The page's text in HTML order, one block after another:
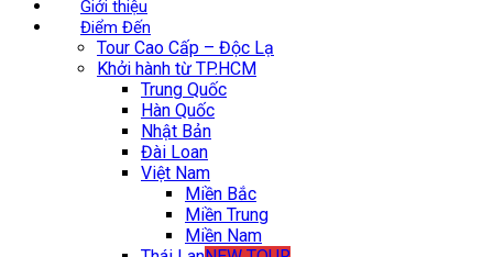
Giới thiệu
Điểm Đến
Tour Cao Cấp – Độc Lạ
Khởi hành từ TP.HCM
Trung Quốc
Hàn Quốc
Nhật Bản
Đài Loan
Việt Nam
Miền Bắc
Miền Trung
Miền Nam